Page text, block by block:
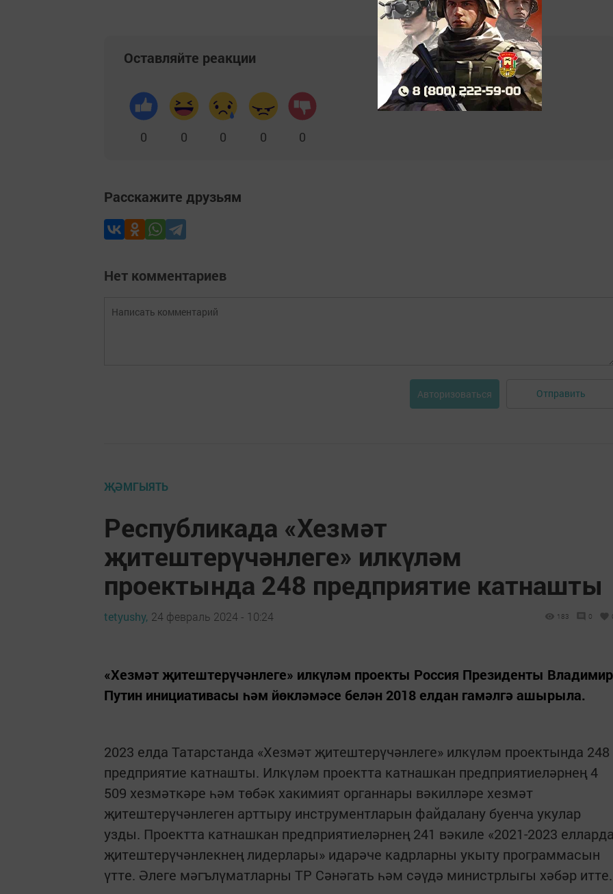
Оставляйте реакции
0 0 0 0 0
Расскажите друзьям
Нет комментариев
Авторизоваться Отправить
ҖӘМГЫЯТЬ
Республикада «Хезмәт
җитештерүчәнлеге» илкүләм
проектында 248 предприятие катнашты
tetyushy, 24 февраль 2024 - 10:24 183 0
«Хезмәт җитештерүчәнлеге» илкүләм проекты Россия Президенты Владимир
Путин инициативасы һәм йөкләмәсе белән 2018 елдан гамәлгә ашырыла.
2023 елда Татарстанда «Хезмәт җитештерүчәнлеге» илкүләм проектында 248
предприятие катнашты. Илкүләм проектта катнашкан предприятиеләрнең 4
509 хезмәткәре һәм төбәк хакимият органнары вәкилләре хезмәт
җитештерүчәнлеген арттыру инструментларын файдалану буенча укулар
узды. Проектта катнашкан предприятиеләрнең 241 вәкиле «2021-2023
җитештерүчәнлекнең лидерлары» идарәче кадрларны укыту программасын
үтте. Әлеге мәгълүматларны ТР Сәнәгать һәм сәүдә министрлыгы хәбәр итте.